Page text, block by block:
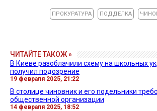
ПРОКУРАТУРА ПОДДЕЛКА
ЧИТАЙТЕ ТАКОЖ »
В Киеве разоблачили схему на школьных
получил подозрение
19 февраля 2025, 21:22
В столице чиновник и его подельники
общественной организации
14 февраля 2025, 18:52